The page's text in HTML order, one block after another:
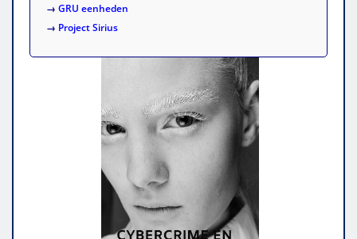
→ GRU eenheden
→ Project Sirius